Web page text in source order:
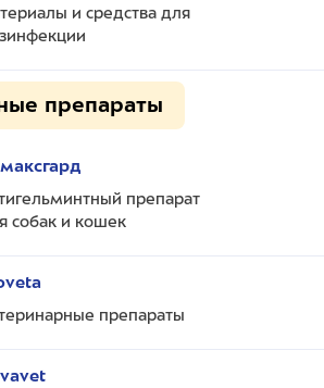
и средства для
препараты
препарат
собак и кошек
препараты